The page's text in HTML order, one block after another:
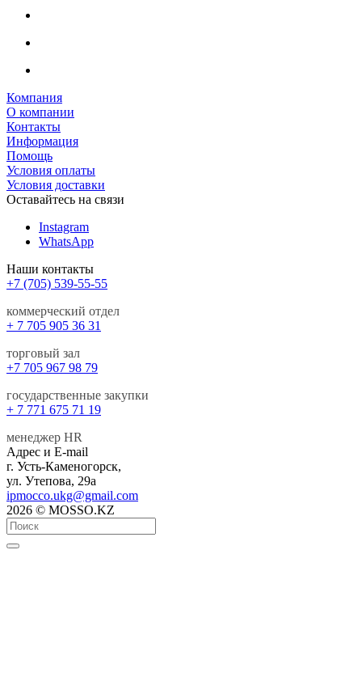
Компания
О компании
Контакты
Информация
Помощь
Условия оплаты
Условия доставки
Оставайтесь на связи
Instagram
WhatsApp
Наши контакты
+7 (705) 539-55-55
коммерческий отдел
+ 7 705 905 36 31
торговый зал
+7 705 967 98 79
государственные закупки
+ 7 771 675 71 19
менеджер HR
Адрес и E-mail
г. Усть-Каменогорск,
ул. Утепова, 29а
ipmocco.ukg@gmail.com
2026 © MOSSO.KZ